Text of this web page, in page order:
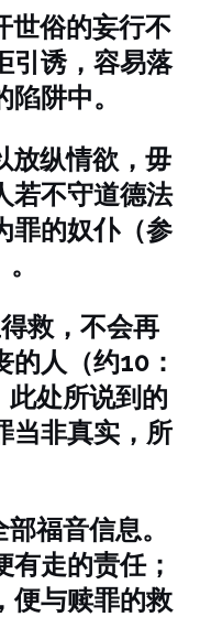
世俗的妄行不
引诱，容易落
阱中。
放纵情欲，毋
若不守道德法
罪的奴仆（参
救，不会再
人（约10：
处所说到的
当非真实，所
福音信息。
走的责任；
便与赎罪的救